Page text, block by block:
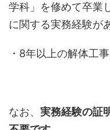
学科」を修めて卒業
に関する実務経験が
・8年以上の解体工
なお、 実務経験の証